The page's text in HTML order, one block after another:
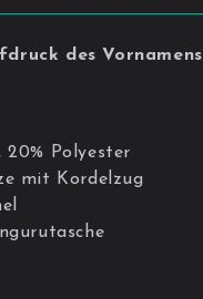
des Vornamens
20% Polyester
mit Kordelzug